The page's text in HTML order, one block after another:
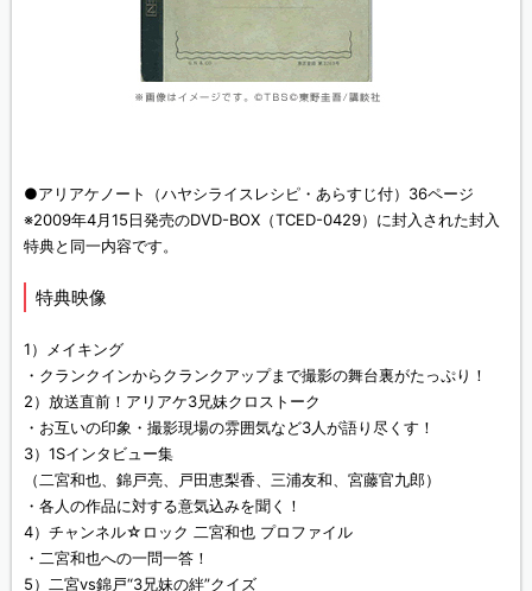
●アリアケノート（ハヤシライスレシピ・あらすじ付）36ページ
※2009年4月15日発売のDVD-BOX（TCED-0429）に封入された封入
特典と同一内容です。
特典映像
1）メイキング
・クランクインからクランクアップまで撮影の舞台裏がたっぷり！
2）放送直前！アリアケ3兄妹クロストーク
・お互いの印象・撮影現場の雰囲気など3人が語り尽くす！
3）1Sインタビュー集
（二宮和也、錦戸亮、戸田恵梨香、三浦友和、宮藤官九郎）
・各人の作品に対する意気込みを聞く！
4）チャンネル☆ロック 二宮和也 プロファイル
・二宮和也への一問一答！
5）二宮vs錦戸“3兄妹の絆”クイズ